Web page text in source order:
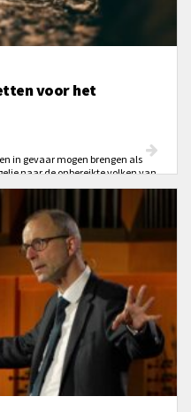
voor het
in gevaar mogen brengen als
naar de onbereikte volken van